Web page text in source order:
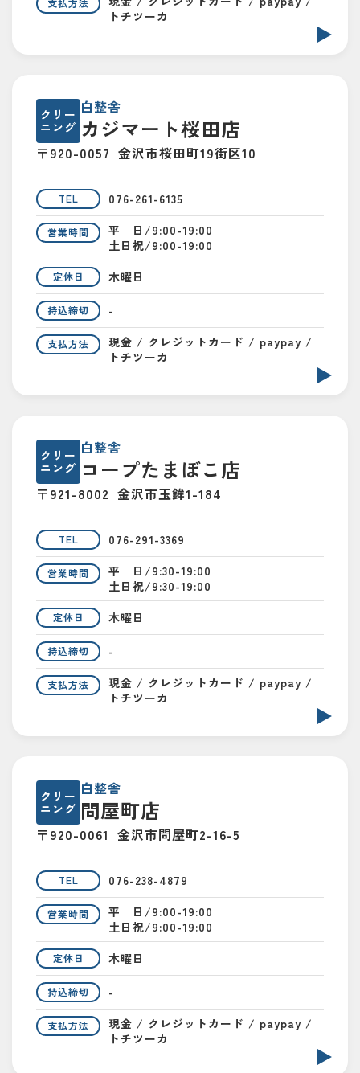
支払方法
トチツーカ
クリー
ニング
白整舎
カジマート桜田店
〒920-0057 金沢市桜田町19街区10
TEL 076-261-6135
営業時間
平 日/9:00-19:00
土日祝/9:00-19:00
定休日 木曜日
持込締切 -
支払方法
現金 / クレジットカード / paypay /
トチツーカ
クリー
ニング
白整舎
コープたまぼこ店
〒921-8002 金沢市玉鉾1-184
TEL 076-291-3369
営業時間
平 日/9:30-19:00
土日祝/9:30-19:00
定休日 木曜日
持込締切 -
支払方法
現金 / クレジットカード / paypay /
トチツーカ
クリー
ニング
白整舎
問屋町店
〒920-0061 金沢市問屋町2-16-5
TEL 076-238-4879
営業時間
平 日/9:00-19:00
土日祝/9:00-19:00
定休日 木曜日
持込締切 -
支払方法
現金 / クレジットカード / paypay /
トチツーカ